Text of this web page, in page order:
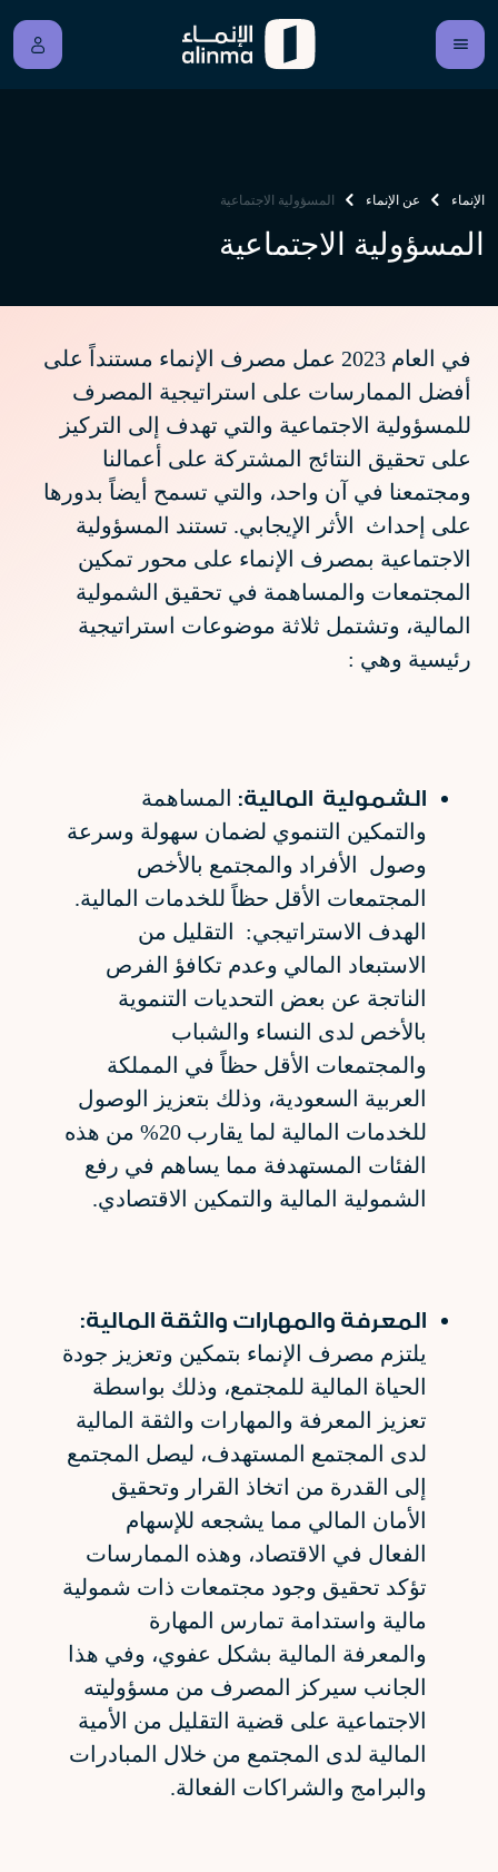
الإنماء عن الإنماء المسؤولية الاجتماعية
المسؤولية الاجتماعية
في العام 2023 عمل مصرف الإنماء مستنداً على
أفضل الممارسات على استراتيجية المصرف
للمسؤولية الاجتماعية والتي تهدف إلى التركيز
على تحقيق النتائج المشتركة على أعمالنا
ومجتمعنا في آن واحد، والتي تسمح أيضاً بدورها
على إحداث الأثر الإيجابي. تستند المسؤولية
الاجتماعية بمصرف الإنماء على محور تمكين
المجتمعات والمساهمة في تحقيق الشمولية
المالية، وتشتمل ثلاثة موضوعات استراتيجية
رئيسية وهي :
الشمولية المالية: المساهمة
والتمكين التنموي لضمان سهولة وسرعة
وصول الأفراد والمجتمع بالأخص
المجتمعات الأقل حظاً للخدمات المالية.
الهدف الاستراتيجي: التقليل من
الاستبعاد المالي وعدم تكافؤ الفرص
الناتجة عن بعض التحديات التنموية
بالأخص لدى النساء والشباب
والمجتمعات الأقل حظاً في المملكة
العربية السعودية، وذلك بتعزيز الوصول
للخدمات المالية لما يقارب 20% من هذه
الفئات المستهدفة مما يساهم في رفع
الشمولية المالية والتمكين الاقتصادي.
المعرفة والمهارات والثقة المالية:
يلتزم مصرف الإنماء بتمكين وتعزيز جودة
الحياة المالية للمجتمع، وذلك بواسطة
تعزيز المعرفة والمهارات والثقة المالية
لدى المجتمع المستهدف، ليصل المجتمع
إلى القدرة من اتخاذ القرار وتحقيق
الأمان المالي مما يشجعه للإسهام
الفعال في الاقتصاد، وهذه الممارسات
تؤكد تحقيق وجود مجتمعات ذات شمولية
مالية واستدامة تمارس المهارة
والمعرفة المالية بشكل عفوي، وفي هذا
الجانب سيركز المصرف من مسؤوليته
الاجتماعية على قضية التقليل من الأمية
المالية لدى المجتمع من خلال المبادرات
والبرامج والشراكات الفعالة.